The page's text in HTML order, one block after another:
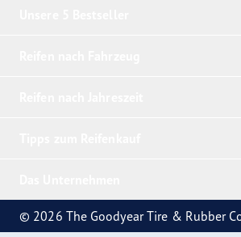
© 2026 The Goodyear Tire & Rubber